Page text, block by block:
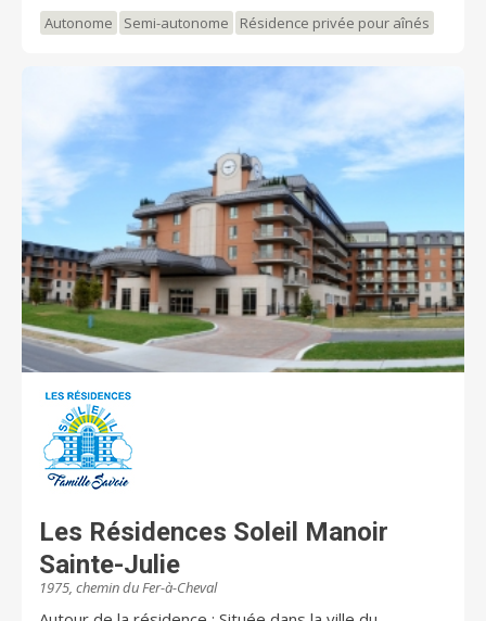
Autonome Semi-autonome Résidence privée pour aînés
Les Résidences Soleil Manoir
Sainte-Julie
1975, chemin du Fer-à-Cheval